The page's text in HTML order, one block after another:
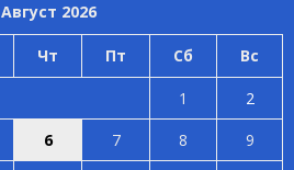
Август 2026
Чт Пт Сб Вс
1
2
6 7 8
9